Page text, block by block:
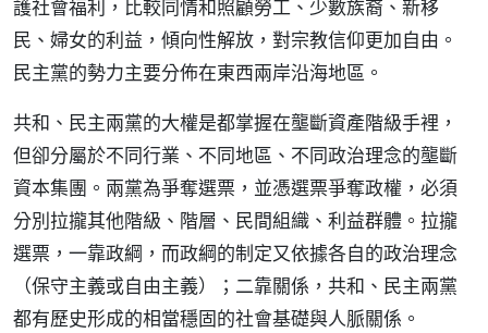
護社會福利，比較同情和照顧勞工、少數族裔、新移
民、婦女的利益，傾向性解放，對宗教信仰更加自由。
民主黨的勢力主要分佈在東西兩岸沿海地區。
共和、民主兩黨的大權是都掌握在壟斷資產階級手裡，
但卻分屬於不同行業、不同地區、不同政治理念的壟斷
資本集團。兩黨為爭奪選票，並憑選票爭奪政權，必須
分別拉攏其他階級、階層、民間組織、利益群體。拉攏
選票，一靠政綱，而政綱的制定又依據各自的政治理念
（保守主義或自由主義）；二靠關係，共和、民主兩黨
都有歷史形成的相當穩固的社會基礎與人脈關係。